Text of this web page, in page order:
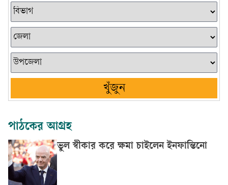
খুঁজুন
পাঠকের আগ্রহ
ভুল স্বীকার করে ক্ষমা চাইলেন ইনফান্তিনো